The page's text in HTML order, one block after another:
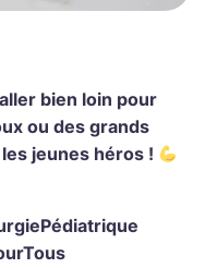
bien loin pour
ou des grands
jeunes héros !